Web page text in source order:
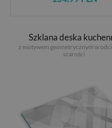
Szklana deska
z motywem geometrycznym w
szarości